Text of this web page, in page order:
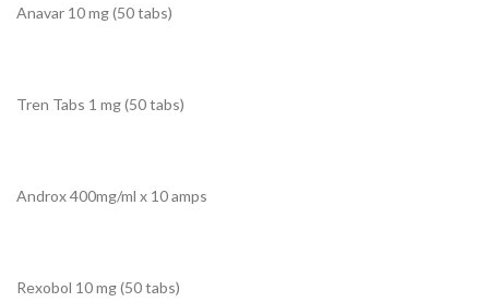
Anavar 10 mg (50 tabs)
Tren Tabs 1 mg (50 tabs)
Androx 400mg/ml x 10 amps
Rexobol 10 mg (50 tabs)